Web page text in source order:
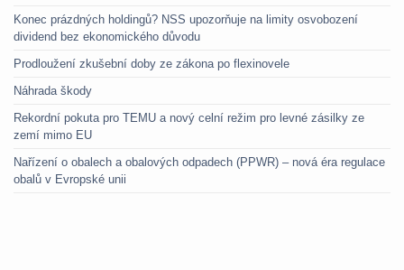
Konec prázdných holdingů? NSS upozorňuje na limity osvobození
dividend bez ekonomického důvodu
Prodloužení zkušební doby ze zákona po flexinovele
Náhrada škody
Rekordní pokuta pro TEMU a nový celní režim pro levné zásilky ze
zemí mimo EU
Nařízení o obalech a obalových odpadech (PPWR) – nová éra regulace
obalů v Evropské unii